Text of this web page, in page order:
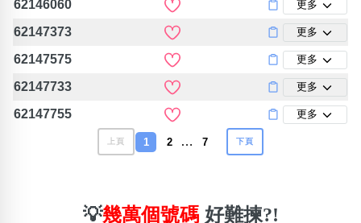
62146060 更多
62147373 更多
62147575 更多
62147733 更多
62147755 更多
上頁 1 2 … 7 下頁
💡幾萬個號碼 好難揀?!